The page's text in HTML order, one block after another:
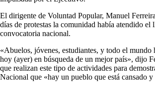
El dirigente de Voluntad Popular, Manuel
días de protestas la comunidad había atendido el
convocatoria nacional.
«Abuelos, jóvenes, estudiantes, y todo el mundo
hoy (ayer) en búsqueda de un mejor país», dijo
que realizan este tipo de actividades para
Nacional que «hay un pueblo que está cansado y